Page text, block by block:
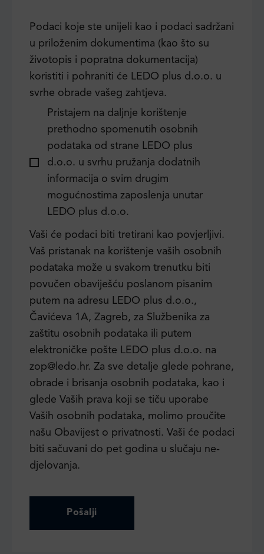
Podaci koje ste unijeli kao i podaci sadržani
u priloženim dokumentima (kao što su
životopis i popratna dokumentacija)
koristiti i pohraniti će LEDO plus d.o.o. u
svrhe obrade vašeg zahtjeva.
Pristajem na daljnje korištenje
prethodno spomenutih osobnih
podataka od strane LEDO plus
d.o.o. u svrhu pružanja dodatnih
informacija o svim drugim
mogućnostima zaposlenja unutar
LEDO plus d.o.o.
Vaši će podaci biti tretirani kao povjerljivi.
Vaš pristanak na korištenje vaših osobnih
podataka može u svakom trenutku biti
povučen obaviješću poslanom pisanim
putem na adresu LEDO plus d.o.o.,
Čavićeva 1A, Zagreb, za Službenika za
zaštitu osobnih podataka ili putem
elektroničke pošte LEDO plus d.o.o. na
zop@ledo.hr. Za sve detalje glede pohrane,
obrade i brisanja osobnih podataka, kao i
glede Vaših prava koji se tiču uporabe
Vaših osobnih podataka, molimo proučite
našu Obavijest o privatnosti. Vaši će podaci
biti sačuvani do pet godina u slučaju ne-
djelovanja.